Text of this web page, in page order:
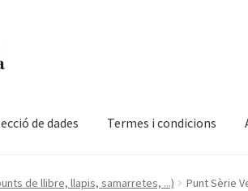
de dades Termes i condicions
El meu compte Finalitzar compra
de llibre, llapis, samarretes, ...) Punt Sèrie